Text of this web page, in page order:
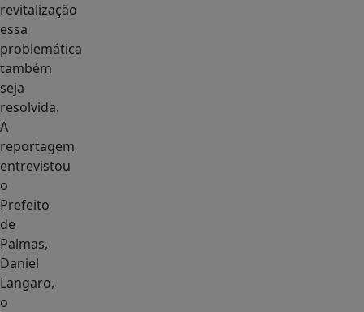
revitalização
essa
problemática
também
seja
resolvida.
A
reportagem
entrevistou
o
Prefeito
de
Palmas,
Daniel
Langaro,
o